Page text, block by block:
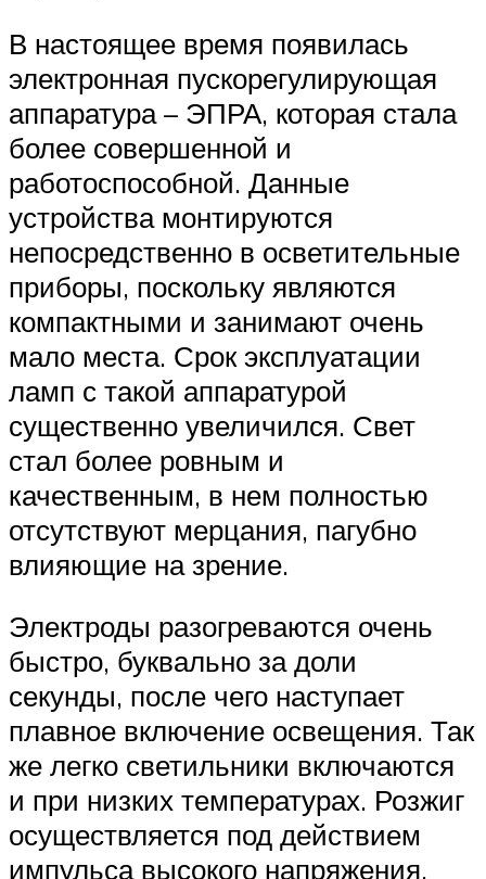
В настоящее время появилась
электронная пускорегулирующая
аппаратура – ЭПРА, которая стала
более совершенной и
работоспособной. Данные
устройства монтируются
непосредственно в осветительные
приборы, поскольку являются
компактными и занимают очень
мало места. Срок эксплуатации
ламп с такой аппаратурой
существенно увеличился. Свет
стал более ровным и
качественным, в нем полностью
отсутствуют мерцания, пагубно
влияющие на зрение.
Электроды разогреваются очень
быстро, буквально за доли
секунды, после чего наступает
плавное включение освещения. Так
же легко светильники включаются
и при низких температурах. Розжиг
осуществляется под действием
импульса высокого напряжения,